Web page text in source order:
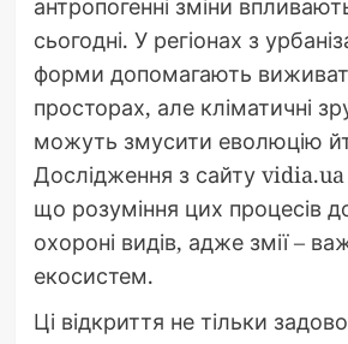
антропогенні зміни
сьогодні. У регіонах з
форми допомагають
просторах, але кліматичні
можуть змусити еволюцію
Дослідження з сайту
що розуміння цих процесів
охороні видів, адже змії –
екосистем.
Ці відкриття не тільки